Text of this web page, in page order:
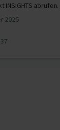
INSIGHTS abrufen.
2026